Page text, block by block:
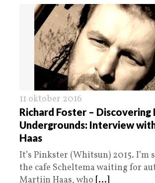
11 oktober 2016
Richard Foster – Discovering
Undergrounds: Interview
Haas
It’s Pinkster (Whitsun) 2015.
the cafe Scheltema waiting for
Martijn Haas, who [...]